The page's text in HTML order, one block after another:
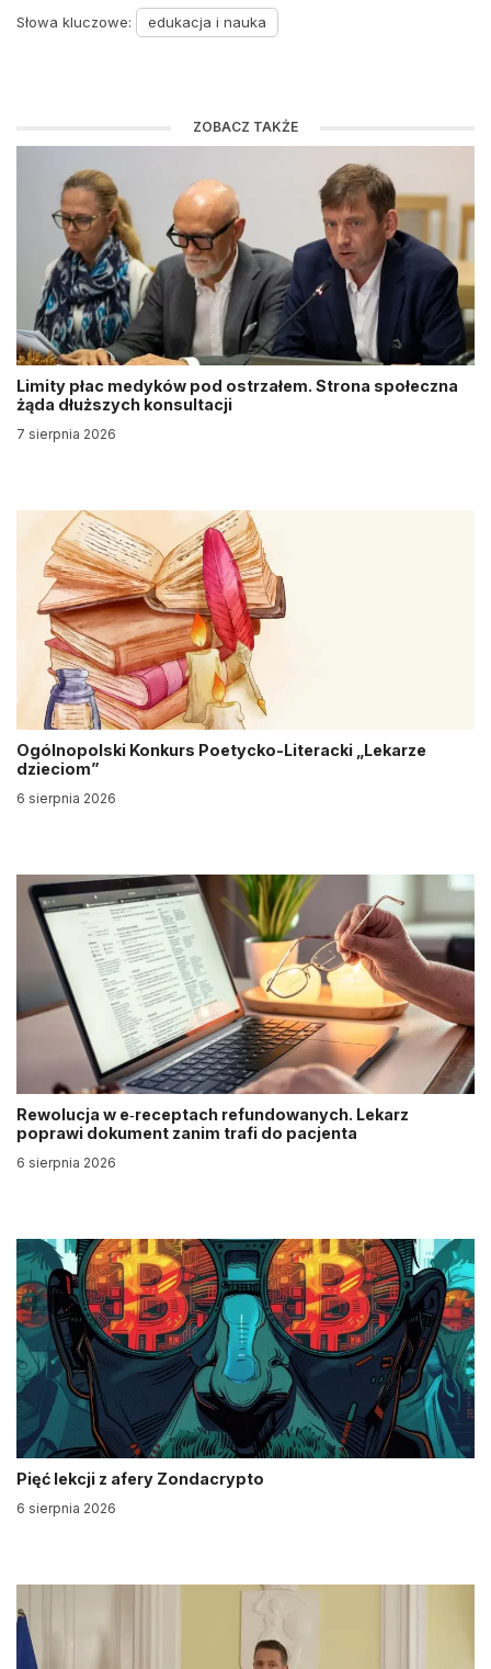
Słowa kluczowe: edukacja i nauka
ZOBACZ TAKŻE
Limity płac medyków pod ostrzałem. Strona społeczna
żąda dłuższych konsultacji
7 sierpnia 2026
Ogólnopolski Konkurs Poetycko-Literacki „Lekarze
dzieciom”
6 sierpnia 2026
Rewolucja w e‑receptach refundowanych. Lekarz
poprawi dokument zanim trafi do pacjenta
6 sierpnia 2026
Pięć lekcji z afery Zondacrypto
6 sierpnia 2026